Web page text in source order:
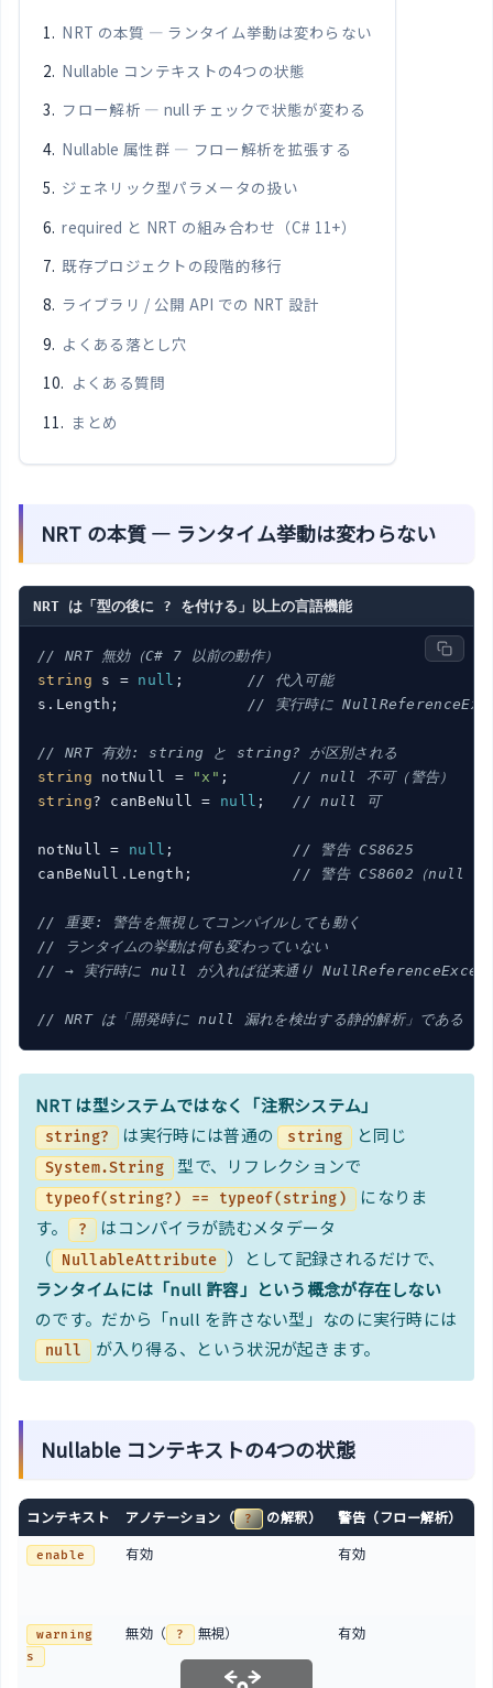
NRT の本質 — ランタイム挙動は変わらない
Nullable コンテキストの4つの状態
フロー解析 — null チェックで状態が変わる
Nullable 属性群 — フロー解析を拡張する
ジェネリック型パラメータの扱い
required と NRT の組み合わせ（C# 11+）
既存プロジェクトの段階的移行
ライブラリ / 公開 API での NRT 設計
よくある落とし穴
よくある質問
まとめ
NRT の本質 — ランタイム挙動は変わらない
NRT は「型の後に ? を付ける」以上の言語機能
// NRT 無効（C# 7 以前の動作）
string s = null ; // 代入可能
s.Length; // 実行時に
// NRT 有効: string と string? が区別される
string notNull = "x" ; // null 不可（警告）
string? canBeNull = null ; // null 可
notNull = null ; // 警告 CS8625
canBeNull.Length; // 警告 CS8602（null の
// 重要: 警告を無視してコンパイルしても動く
// ランタイムの挙動は何も変わっていない
// → 実行時に null が入れば従来通り
// NRT は「開発時に null 漏れを検出する静的解析」である
NRT は型システムではなく「注釈システム」
string? は実行時には普通の string と同じ
System.String 型で、リフレクションで
typeof(string?) == typeof(string)
になりま
す。
?
はコンパイラが読むメタデータ
（
NullableAttribute
）として記録されるだけで、
ランタイムには「null 許容」という概念が存在しない
のです。だから「null を許さない型」なのに実行時には
null が入り得る、という状況が起きます。
Nullable コンテキストの4つの状態
コンテキスト アノテーション（ ? の解釈） 警告（フロー解析）
enable 有効 有効
warning
s
無効（ ? 無視） 有効